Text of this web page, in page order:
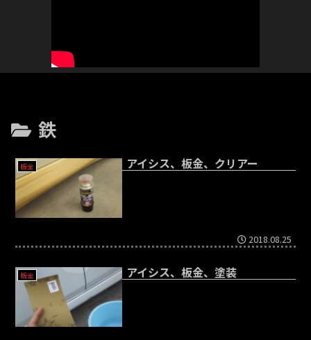
鉄
板金 アイシス、板金、クリアー
2018.08.25
板金 アイシス、板金、塗装